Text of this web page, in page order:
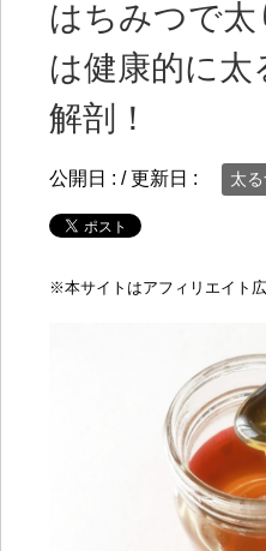
はちみつで
は健康的に太
解剖！
公開日 : / 更新日 : 太
※本サイトはアフィリエイト